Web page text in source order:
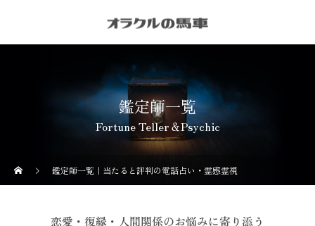
鑑定師一覧
Fortune Teller＆Psychic
鑑定師一覧｜当たると評判の電話占い・霊感霊視
恋愛・復縁・人間関係のお悩みに寄り添う